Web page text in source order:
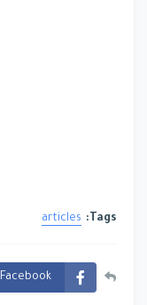
Tags:
articles
Facebook